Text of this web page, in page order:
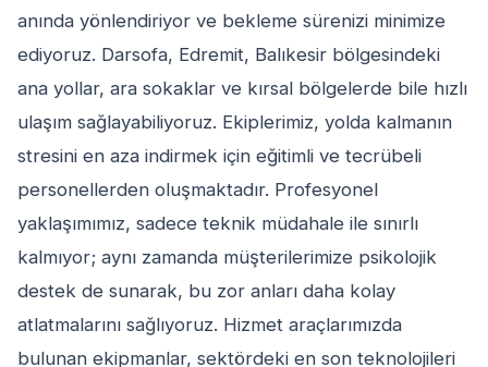
anında yönlendiriyor ve bekleme sürenizi minimize
ediyoruz. Darsofa, Edremit, Balıkesir bölgesindeki
ana yollar, ara sokaklar ve kırsal bölgelerde bile hızlı
ulaşım sağlayabiliyoruz. Ekiplerimiz, yolda kalmanın
stresini en aza indirmek için eğitimli ve tecrübeli
personellerden oluşmaktadır. Profesyonel
yaklaşımımız, sadece teknik müdahale ile sınırlı
kalmıyor; aynı zamanda müşterilerimize psikolojik
destek de sunarak, bu zor anları daha kolay
atlatmalarını sağlıyoruz. Hizmet araçlarımızda
bulunan ekipmanlar, sektördeki en son teknolojileri